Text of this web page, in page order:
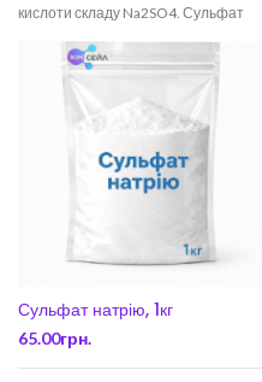
кислоти складу Na2SO4. Сульфат
паперу з
Сульфат натрію, 1кг
65.00грн.